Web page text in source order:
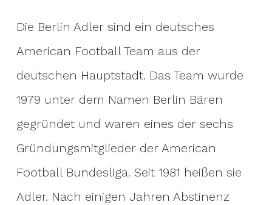
Die Berlin Adler sind ein deutsches
American Football Team aus der
deutschen Hauptstadt. Das Team wurde
1979 unter dem Namen Berlin Bären
gegründet und waren eines der sechs
Gründungsmitglieder der American
Football Bundesliga. Seit 1981 heißen sie
Adler. Nach einigen Jahren Abstinenz